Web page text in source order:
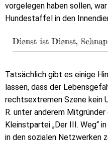
vorgelegen haben sollen,
Hundestaffel in den
Dienst ist Dienst,
Tatsächlich gibt es einige
lassen, dass der
rechtsextremen Szene kein
R. unter anderem
Kleinstpartei „Der III. Weg“
in den sozialen Netzwerken